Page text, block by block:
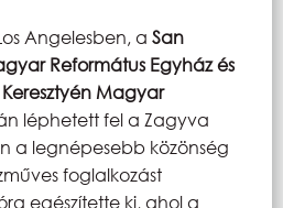
Angelesben, a San
Református Egyház és
Magyar
léphetett fel a Zagyva
a legnépesebb közönség
foglalkozást
egészítette ki, ahol a